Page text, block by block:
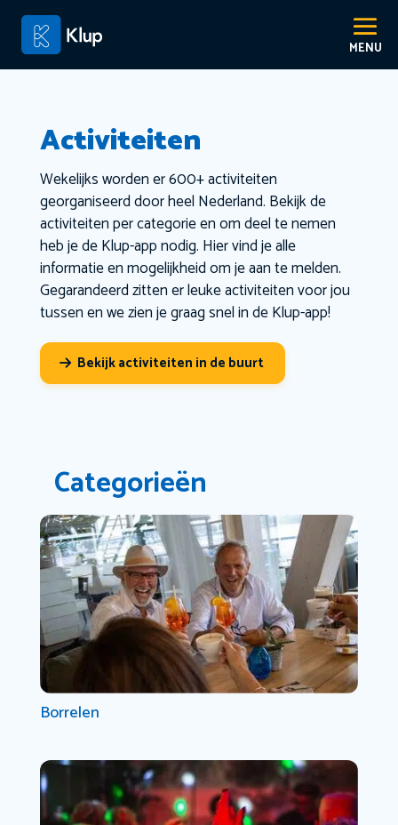
Activiteiten
Wekelijks worden er 600+ activiteiten
georganiseerd door heel Nederland. Bekijk de
activiteiten per categorie en om deel te nemen
heb je de Klup-app nodig. Hier vind je alle
informatie en mogelijkheid om je aan te melden.
Gegarandeerd zitten er leuke activiteiten voor jou
tussen en we zien je graag snel in de Klup-app!
Bekijk activiteiten in de buurt
Categorieën
Borrelen